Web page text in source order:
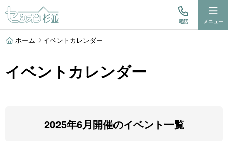
電話 メニュー
ホーム イベントカレンダー
イベントカレンダー
2025年6月開催のイベント一覧